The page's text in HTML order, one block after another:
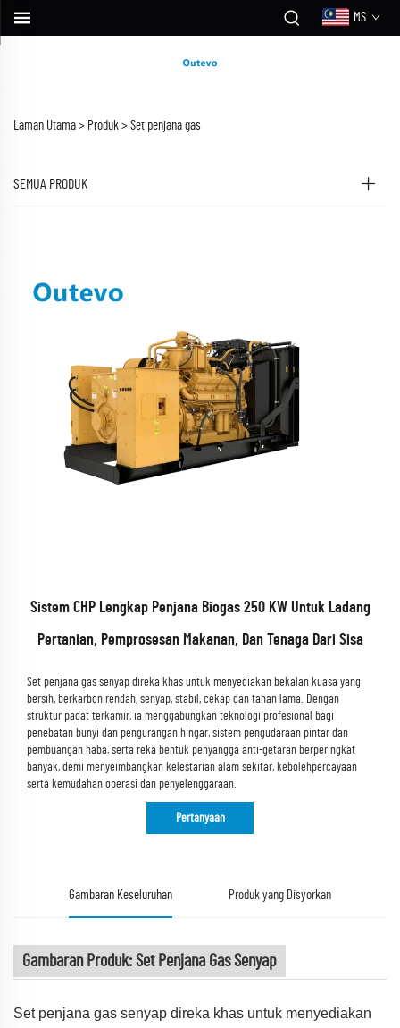
MS
Laman Utama > Produk > Set penjana gas
SEMUA PRODUK
Sistem CHP Lengkap Penjana Biogas 250 KW Untuk Ladang
Pertanian, Pemprosesan Makanan, Dan Tenaga Dari Sisa
Set penjana gas senyap direka khas untuk menyediakan bekalan kuasa yang
bersih, berkarbon rendah, senyap, stabil, cekap dan tahan lama. Dengan
struktur padat terkamir, ia menggabungkan teknologi profesional bagi
penebatan bunyi dan pengurangan hingar, sistem pengudaraan pintar dan
pembuangan haba, serta reka bentuk penyangga anti-getaran berperingkat
banyak, demi menyeimbangkan kelestarian alam sekitar, kebolehpercayaan
serta kemudahan operasi dan penyelenggaraan.
Pertanyaan
Gambaran Keseluruhan Produk yang Disyorkan
Gambaran Produk: Set Penjana Gas Senyap
Set penjana gas senyap direka khas untuk menyediakan